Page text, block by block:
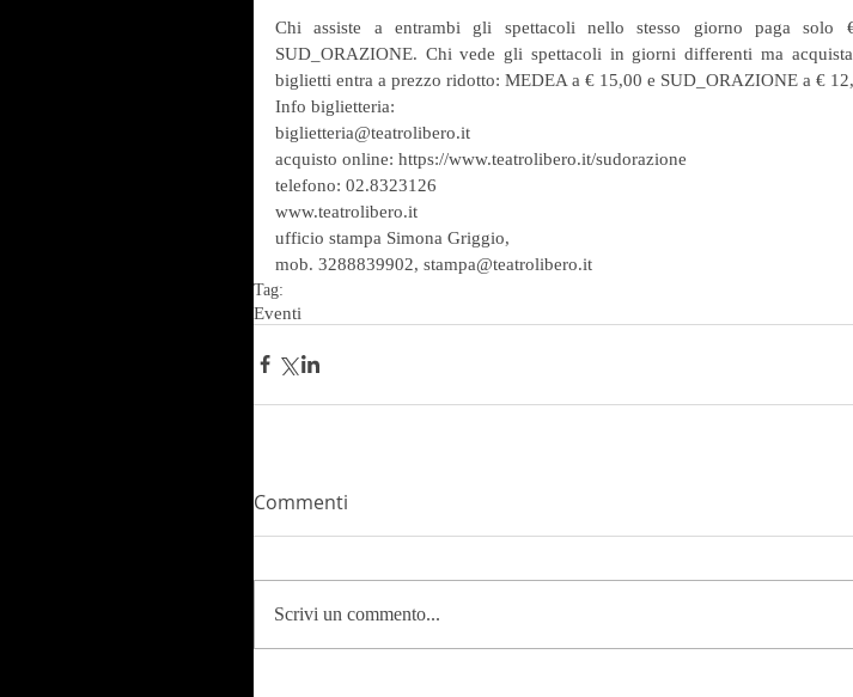
Chi assiste a entrambi gli spettacoli nello stesso giorno paga
SUD_ORAZIONE. Chi vede gli spettacoli in giorni differenti ma acquista
biglietti entra a prezzo ridotto: MEDEA a € 15,00 e SUD_ORAZIONE a €
Info biglietteria:
biglietteria@teatrolibero.it
acquisto online: https://www.teatrolibero.it/sudorazione
telefono: 02.8323126
www.teatrolibero.it
ufficio stampa Simona Griggio,
mob. 3288839902, stampa@teatrolibero.it
Tag:
Eventi
Commenti
Scrivi un commento...